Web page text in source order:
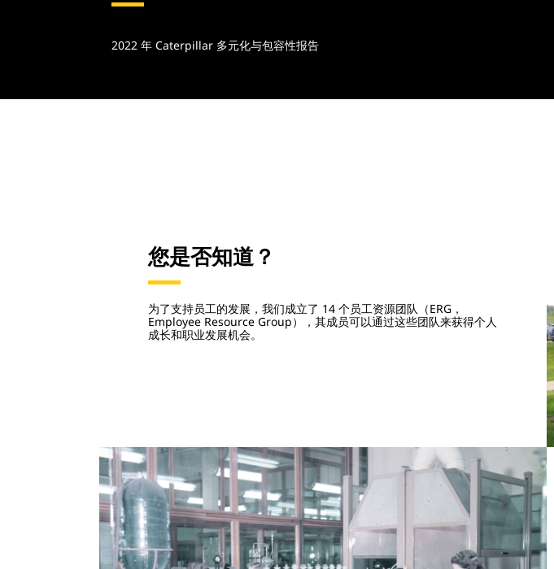
2022 年 Caterpillar 多元化与包容性报告
您是否知道？
为了支持员工的发展，我们成立了 14 个员工资源团队（ERG，
Employee Resource Group），其成员可以通过这些团队来获得个人
成长和职业发展机会。